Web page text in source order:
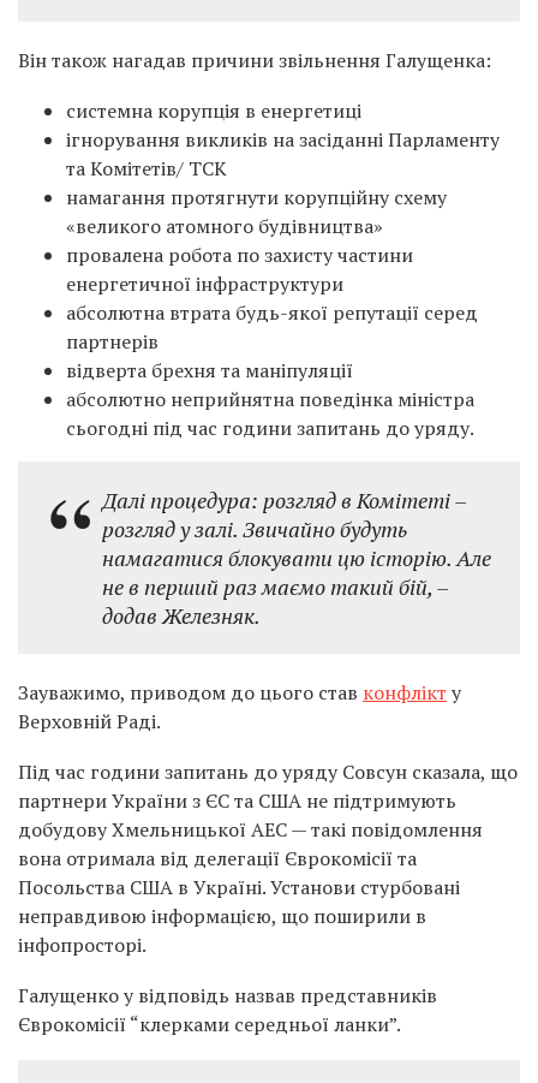
Він також нагадав причини звільнення Галущенка:
системна корупція в енергетиці
ігнорування викликів на засіданні Парламенту
та Комітетів/ ТСК
намагання протягнути корупційну схему
«великого атомного будівництва»
провалена робота по захисту частини
енергетичної інфраструктури
абсолютна втрата будь-якої репутації серед
партнерів
відверта брехня та маніпуляції
абсолютно неприйнятна поведінка міністра
сьогодні під час години запитань до уряду.
Далі процедура: розгляд в Комітеті –
розгляд у залі. Звичайно будуть
намагатися блокувати цю історію. Але
не в перший раз маємо такий бій, –
додав Железняк.
Зауважимо, приводом до цього став конфлікт у
Верховній Раді.
Під час години запитань до уряду Совсун сказала, що
партнери України з ЄС та США не підтримують
добудову Хмельницької АЕС — такі повідомлення
вона отримала від делегації Єврокомісії та
Посольства США в Україні. Установи стурбовані
неправдивою інформацією, що поширили в
інфопросторі.
Галущенко у відповідь назвав представників
Єврокомісії “клерками середньої ланки”.